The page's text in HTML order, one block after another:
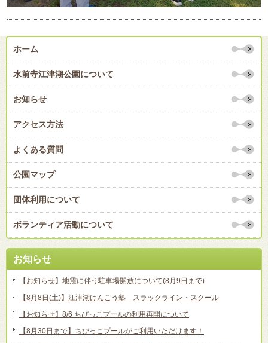
ホーム
水前寺江津湖公園について
お知らせ
アクセス方法
よくある質問
公園マップ
団体利用について
ボランティア活動について
お知らせ
【お知らせ】地震に伴う駐車場開放について(8月9日まで)
【8月8日(土)】江津湖けんこう塾 スラックライン・スクール
【お知らせ】8/6 ちびっこプールの利用再開について
【8月30日まで】ちびっこプールがご利用いただけます！